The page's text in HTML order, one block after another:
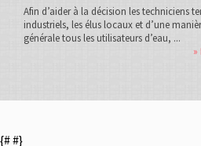
Afin d’aider à la décision les techniciens
industriels, les élus locaux et d’une
générale tous les utilisateurs d’eau, ...
{##}